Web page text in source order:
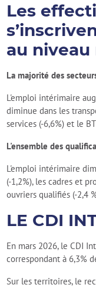
Les
au niveau
La majorité des
L'emploi intérimaire
diminue dans les
services (-6,6%) et le
L'ensemble des
L'emploi intérimaire
(-1,2%), les cadres et
ouvriers qualifiés (-2,4
LE CDI
En mars 2026, le CDI
correspondant à 6,3%
Sur les territoires, le